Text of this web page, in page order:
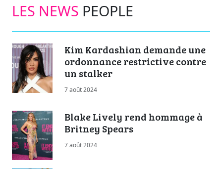
LES NEWS PEOPLE
Kim Kardashian demande une
ordonnance restrictive contre
un stalker
7 août 2024
Blake Lively rend hommage à
Britney Spears
7 août 2024